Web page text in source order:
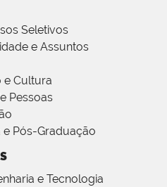
Seletivos
e Assuntos
e Cultura
Pessoas
e Pós-Graduação
e Tecnologia